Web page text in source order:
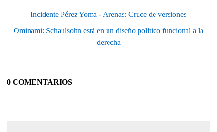
Incidente Pérez Yoma - Arenas: Cruce de versiones
Ominami: Schaulsohn está en un diseño político funcional a la
derecha
0 COMENTARIOS